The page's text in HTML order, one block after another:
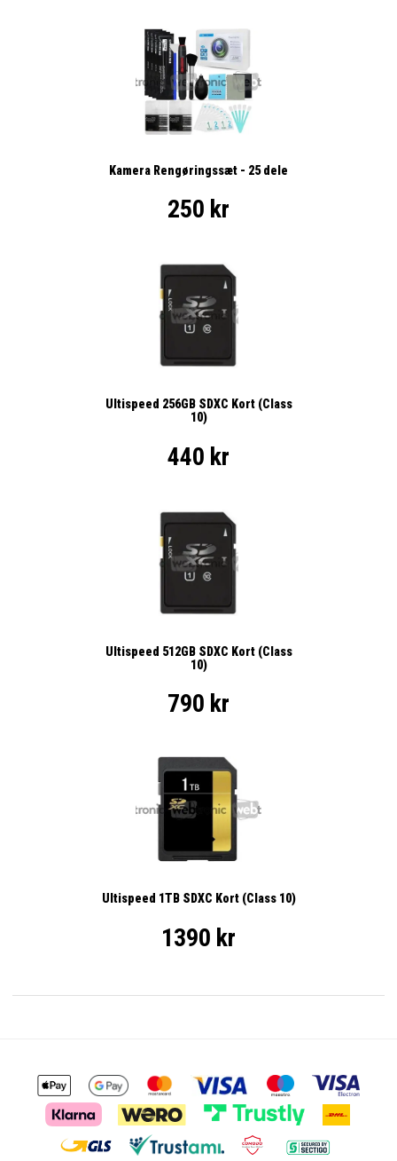
Kamera Rengøringssæt - 25 dele
250 kr
Ultispeed 256GB SDXC Kort (Class
10)
440 kr
Ultispeed 512GB SDXC Kort (Class
10)
790 kr
Ultispeed 1TB SDXC Kort (Class 10)
1390 kr